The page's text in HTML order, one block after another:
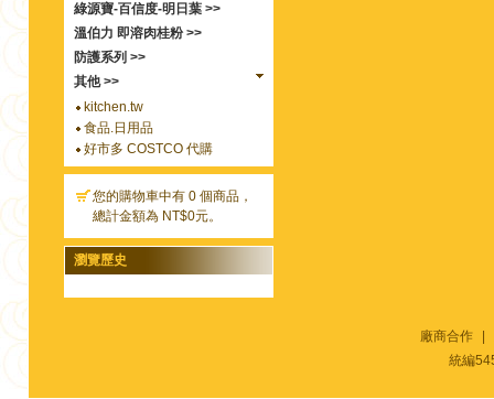
綠源寶-百信度-明日葉 >>
溫伯力 即溶肉桂粉 >>
防護系列 >>
其他 >>
kitchen.tw
食品.日用品
好市多 COSTCO 代購
您的購物車中有 0 個商品，
總計金額為 NT$0元。
瀏覽歷史
廠商合作
統編